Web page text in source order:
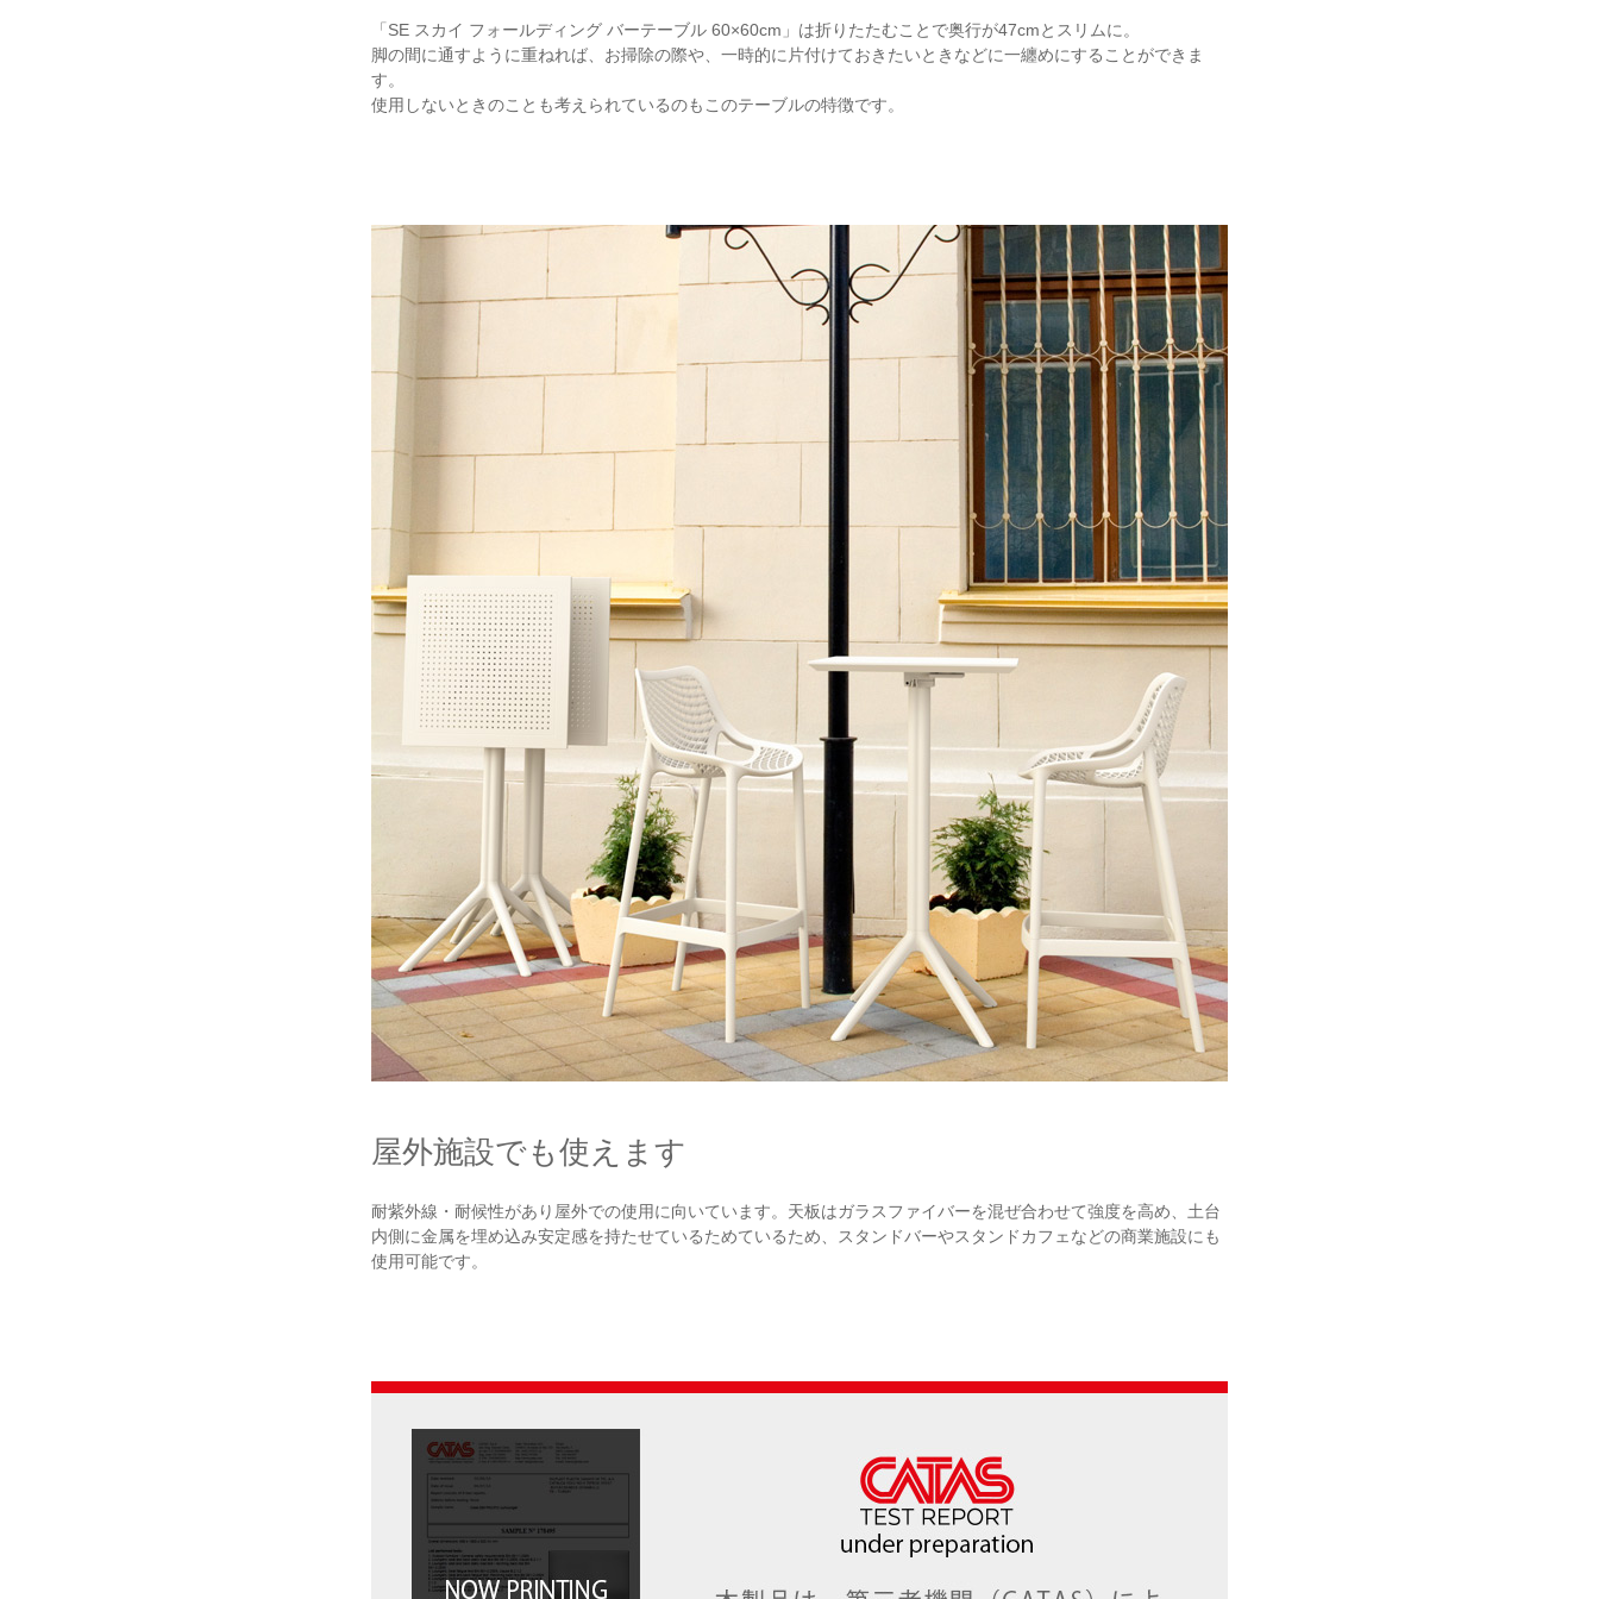
「SE スカイ フォールディング バーテーブル 60×60cm」は折りたたむことで奥行が47cmとスリムに。
脚の間に通すように重ねれば、お掃除の際や、一時的に片付けておきたいときなどに一纏めにすることができま
す。
使用しないときのことも考えられているのもこのテーブルの特徴です。
屋外施設でも使えます
耐紫外線・耐候性があり屋外での使用に向いています。天板はガラスファイバーを混ぜ合わせて強度を高め、土台
内側に金属を埋め込み安定感を持たせているためているため、スタンドバーやスタンドカフェなどの商業施設にも
使用可能です。